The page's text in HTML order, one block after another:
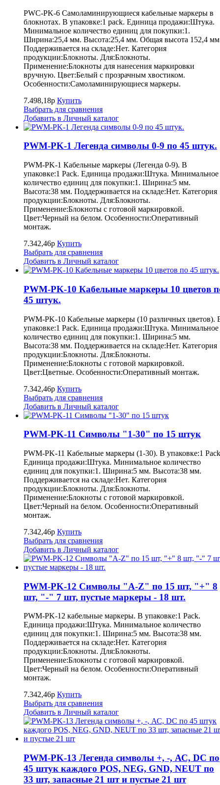
PWC-PK-6 Самоламинирующиеся кабельные маркеры в
блокнотах. В упаковке:1 pack. Единица продажи:Штука.
Минимальное количество единиц для покупки:1.
Ширина:25,4 мм. Высота:25,4 мм. Общая высота 152,4 мм
Поддерживается на складе:Нет. Категория
продукции:Блокноты. Для:Блокноты.
Применение:Блокноты для нанесения маркировки
вручную. Цвет:Белый с прозрачным хвостиком.
Особенности:Самоламинирующиеся маркеры.
7.498,18р Купить
Выбрать для сравнения
Добавить в Личный каталог
PWM-PK-1 Легенда символы 0-9 по 45 штук.
PWM-PK-1 Кабельные маркеры (Легенда 0-9). В
упаковке:1 Pack. Единица продажи:Штука. Минимальное
количество единиц для покупки:1. Ширина:5 мм.
Высота:38 мм. Поддерживается на складе:Нет. Категория
продукции:Блокноты. Для:Блокноты.
Применение:Блокноты с готовой маркировкой.
Цвет:Черный на белом. Особенности:Оперативный
монтаж.
7.342,46р Купить
Выбрать для сравнения
Добавить в Личный каталог
PWM-PK-10 Кабельные маркеры 10 цветов
45 штук.
PWM-PK-10 Кабельные маркеры (10 различных цветов).
упаковке:1 Pack. Единица продажи:Штука. Минимальное
количество единиц для покупки:1. Ширина:5 мм.
Высота:38 мм. Поддерживается на складе:Нет. Категория
продукции:Блокноты. Для:Блокноты.
Применение:Блокноты с готовой маркировкой.
Цвет:Цветные. Особенности:Оперативный монтаж.
7.342,46р Купить
Выбрать для сравнения
Добавить в Личный каталог
PWM-PK-11 Символы "1-30" по 15 штук
PWM-PK-11 Кабельные маркеры (1-30). В упаковке:1
Единица продажи:Штука. Минимальное количество
единиц для покупки:1. Ширина:5 мм. Высота:38 мм.
Поддерживается на складе:Нет. Категория
продукции:Блокноты. Для:Блокноты.
Применение:Блокноты с готовой маркировкой.
Цвет:Черный на белом. Особенности:Оперативный
монтаж.
7.342,46р Купить
Выбрать для сравнения
Добавить в Личный каталог
PWM-PK-12 Символы "A-Z" по 15 шт, "+" 8
шт, "-" 7 шт, пустые маркеры - 18 шт.
PWM-PK-12 кабельные маркеры. В упаковке:1 Pack.
Единица продажи:Штука. Минимальное количество
единиц для покупки:1. Ширина:5 мм. Высота:38 мм.
Поддерживается на складе:Нет. Категория
продукции:Блокноты. Для:Блокноты.
Применение:Блокноты с готовой маркировкой.
Цвет:Черный на белом. Особенности:Оперативный
монтаж.
7.342,46р Купить
Выбрать для сравнения
Добавить в Личный каталог
PWM-PK-13 Легенда символы +, -, АС, DC по
45 штук каждого POS, NEG, GND, NEUT по
33 шт, запасные 21 шт и пустые 21 шт